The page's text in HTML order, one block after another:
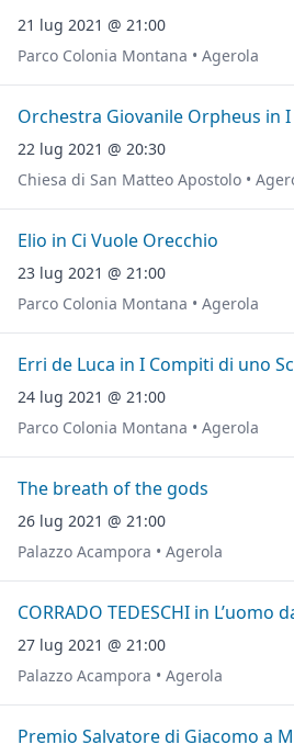
21 lug 2021 @ 21:00
Parco Colonia Montana • Agerola
Orchestra Giovanile Orpheus in
22 lug 2021 @ 20:30
Chiesa di San Matteo Apostolo •
Elio in Ci Vuole Orecchio
23 lug 2021 @ 21:00
Parco Colonia Montana • Agerola
Erri de Luca in I Compiti di uno
24 lug 2021 @ 21:00
Parco Colonia Montana • Agerola
The breath of the gods
26 lug 2021 @ 21:00
Palazzo Acampora • Agerola
CORRADO TEDESCHI in L’uomo
27 lug 2021 @ 21:00
Palazzo Acampora • Agerola
Premio Salvatore di Giacomo a